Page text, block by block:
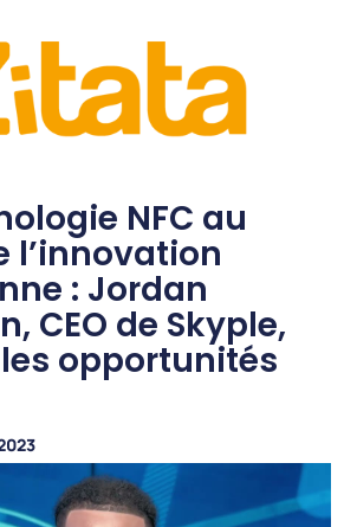
NFC au
l’innovation
: Jordan
CEO de Skyple,
opportunités